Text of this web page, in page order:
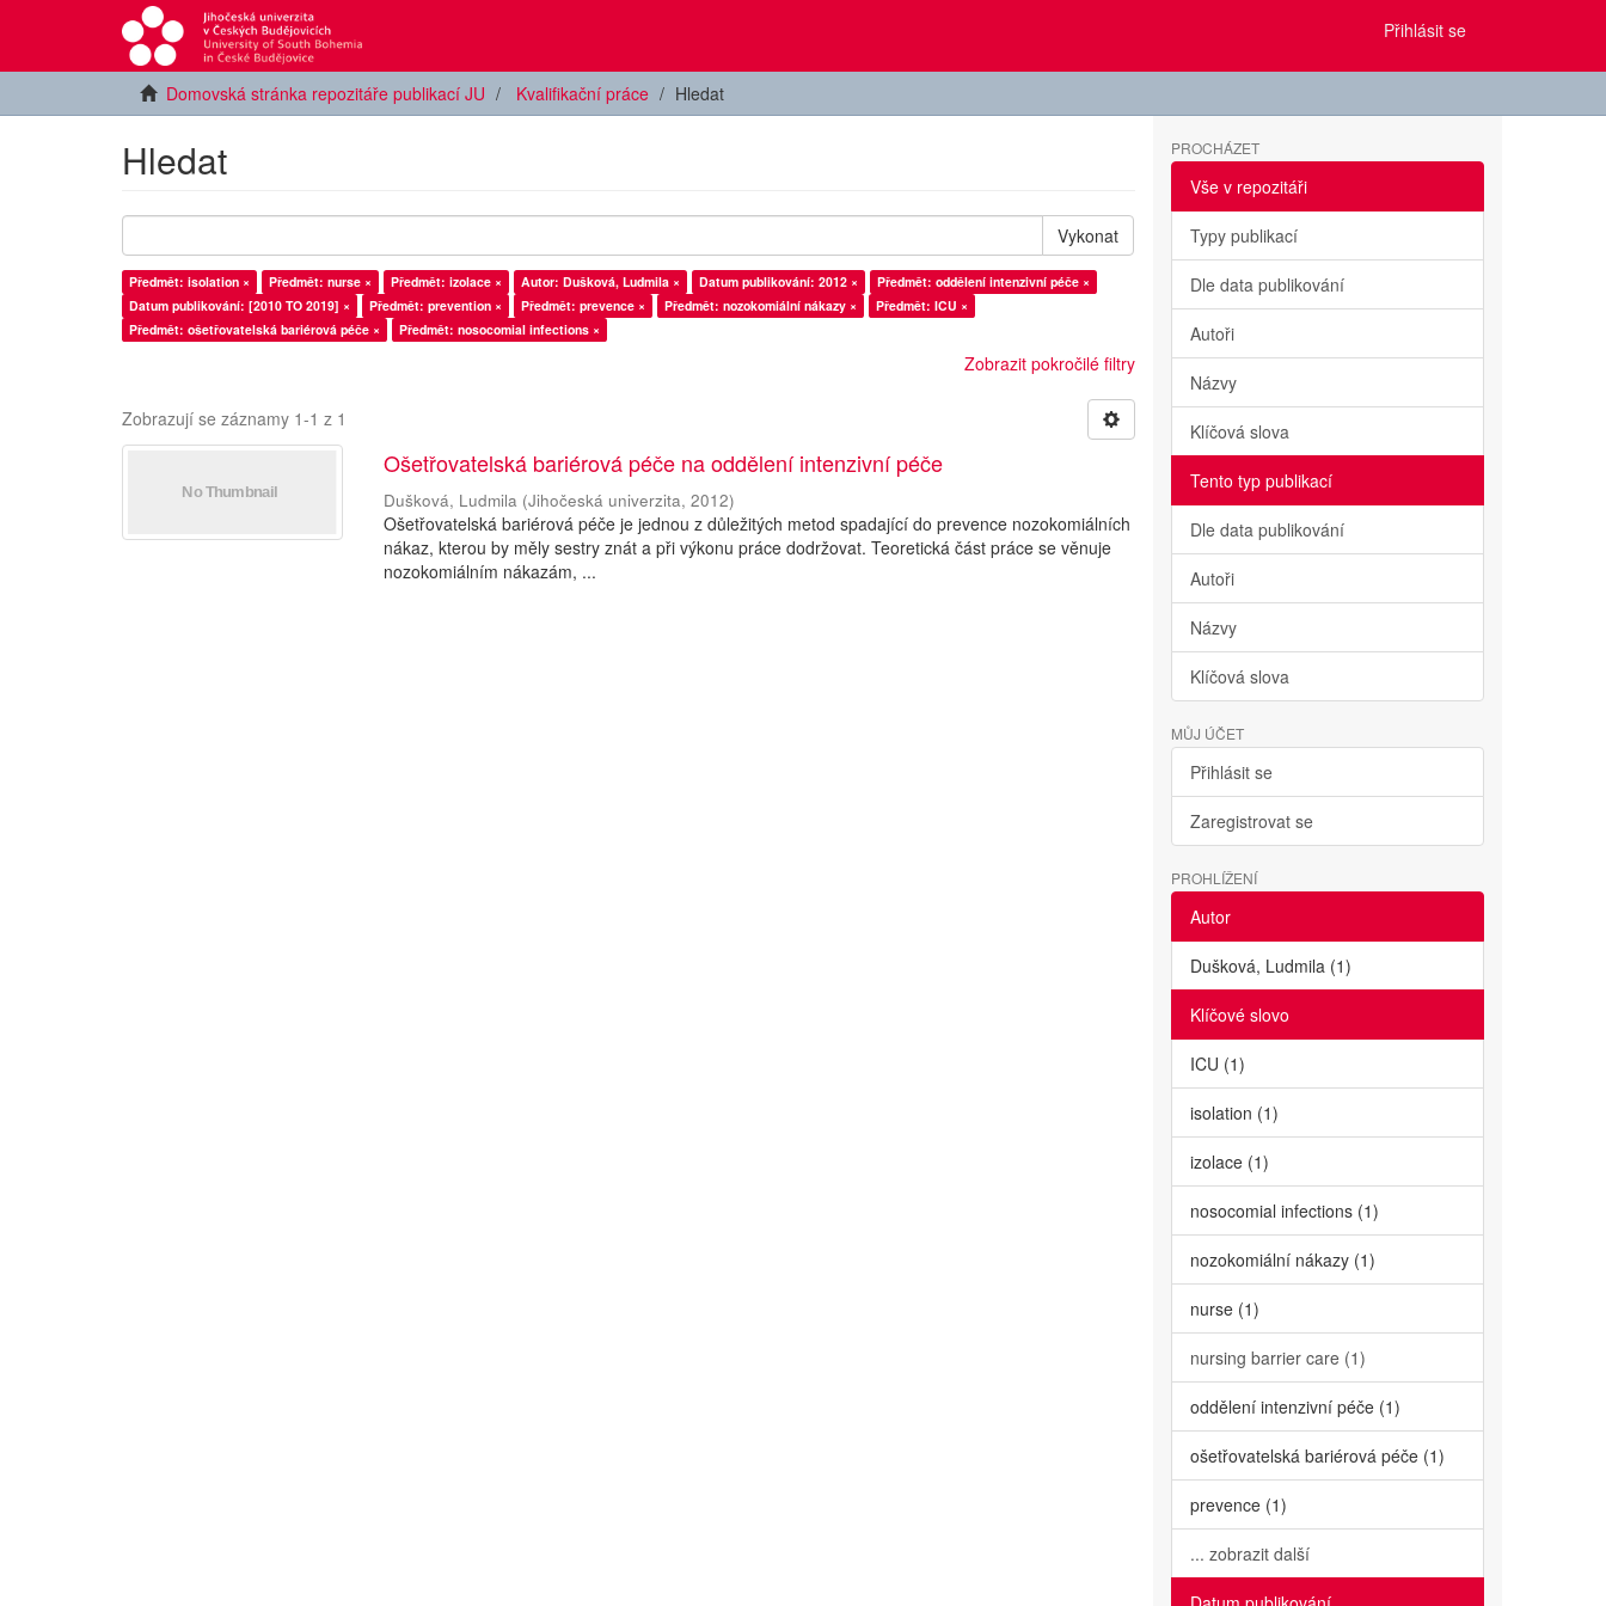
Přihlásit se
Domovská stránka repozitáře publikací JU Kvalifikační práce Hledat
Hledat
Vykonat
Předmět: isolation × Předmět: nurse × Předmět: izolace × Autor: Dušková, Ludmila × Datum publikování: 2012 ×
Předmět: oddělení intenzivní péče ×
Datum publikování: [2010 TO 2019] ×
Předmět: prevention × Předmět: prevence × Předmět: nozokomiální nákazy ×
Předmět: ICU ×
Předmět: ošetřovatelská bariérová péče ×
Předmět: nosocomial infections ×
Zobrazit pokročilé filtry
Zobrazují se záznamy 1-1 z 1
Ošetřovatelská bariérová péče na oddělení intenzivní péče
Dušková, Ludmila (Jihočeská univerzita,2012)
Ošetřovatelská bariérová péče je jednou z důležitých metod spadající do prevence nozokomiálních
nákaz, kterou by měly sestry znát a při výkonu práce dodržovat. Teoretická část práce se věnuje
nozokomiálním nákazám, ...
PROCHÁZET
Vše v repozitáři
Typy publikací
Dle data publikování
Autoři
Názvy
Klíčová slova
Tento typ publikací
Dle data publikování
Autoři
Názvy
Klíčová slova
MŮJ ÚČET
Přihlásit se
Zaregistrovat se
PROHLÍŽENÍ
Autor
Dušková, Ludmila (1)
Klíčové slovo
ICU (1)
isolation (1)
izolace (1)
nosocomial infections (1)
nozokomiální nákazy (1)
nurse (1)
nursing barrier care (1)
oddělení intenzivní péče (1)
ošetřovatelská bariérová péče (1)
prevence (1)
... zobrazit další